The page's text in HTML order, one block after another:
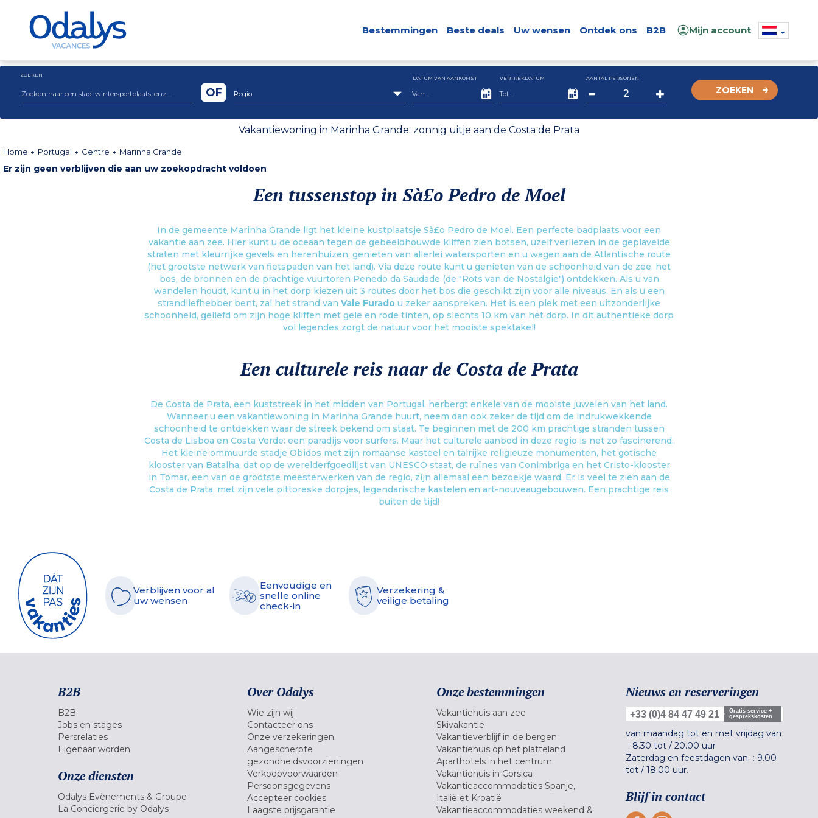
Bestemmingen Beste deals Uw wensen Ontdek ons B2B Mijn account
ZOEKEN
Regio
OF
DATUM VAN AANKOMST VERTREKDATUM AANTAL PERSONEN
ZOEKEN
Vakantiewoning in Marinha Grande: zonnig uitje aan de Costa de Prata
Home Portugal Centre Marinha Grande
Er zijn geen verblijven die aan uw zoekopdracht voldoen
Een tussenstop in Sà£o Pedro de Moel
In de gemeente Marinha Grande ligt het kleine kustplaatsje Sà£o Pedro de Moel. Een perfecte badplaats voor een
vakantie aan zee. Hier kunt u de oceaan tegen de gebeeldhouwde kliffen zien botsen, uzelf verliezen in de geplaveide
straten met kleurrijke gevels en herenhuizen, genieten van allerlei watersporten en u wagen aan de Atlantische route
(het grootste netwerk van fietspaden van het land). Via deze route kunt u genieten van de schoonheid van de zee, het
bos, de bronnen en de prachtige vuurtoren Penedo da Saudade (de "Rots van de Nostalgie") ontdekken. Als u van
wandelen houdt, kunt u in het dorp kiezen uit 3 routes door het bos die geschikt zijn voor alle niveaus. En als u een
strandliefhebber bent, zal het strand van Vale Furado u zeker aanspreken. Het is een plek met een uitzonderlijke
schoonheid, geliefd om zijn hoge kliffen met gele en rode tinten, op slechts 10 km van het dorp. In dit authentieke dorp
vol legendes zorgt de natuur voor het mooiste spektakel!
Een culturele reis naar de Costa de Prata
De Costa de Prata, een kuststreek in het midden van Portugal, herbergt enkele van de mooiste juwelen van het land.
Wanneer u een vakantiewoning in Marinha Grande huurt, neem dan ook zeker de tijd om de indrukwekkende
schoonheid te ontdekken waar de streek bekend om staat. Te beginnen met de 200 km prachtige stranden tussen
Costa de Lisboa en Costa Verde: een paradijs voor surfers. Maar het culturele aanbod in deze regio is net zo fascinerend.
Het kleine ommuurde stadje Obidos met zijn romaanse kasteel en talrijke religieuze monumenten, het gotische
klooster van Batalha, dat op de werelderfgoedlijst van UNESCO staat, de ruïnes van Conimbriga en het Cristo-klooster
in Tomar, een van de grootste meesterwerken van de regio, zijn allemaal een bezoekje waard. Er is veel te zien aan de
Costa de Prata, met zijn vele pittoreske dorpjes, legendarische kastelen en art-nouveaugebouwen. Een prachtige reis
buiten de tijd!
Verblijven voor al
uw wensen
Eenvoudige en
snelle online
check-in
Verzekering &
veilige betaling
B2B
B2B
Jobs en stages
Persrelaties
Eigenaar worden
Onze diensten
Odalys Evènements & Groupe
La Conciergerie by Odalys
Over Odalys
Wie zijn wij
Contacteer ons
Onze verzekeringen
Aangescherpte
gezondheidsvoorzieningen
Verkoopvoorwaarden
Persoonsgegevens
Accepteer cookies
Laagste prijsgarantie
Onze bestemmingen
Vakantiehuis aan zee
Skivakantie
Vakantieverblijf in de bergen
Vakantiehuis op het platteland
Aparthotels in het centrum
Vakantiehuis in Corsica
Vakantieaccommodaties Spanje,
Italië et Kroatië
Vakantieaccommodaties weekend &
Nieuws en reserveringen
+33 (0)4 84 47 49 21
Gratis service +
gesprekskosten
van maandag tot en met vrijdag van
: 8.30 tot / 20.00 uur
Zaterdag en feestdagen van : 9.00
tot / 18.00 uur.
Blijf in contact